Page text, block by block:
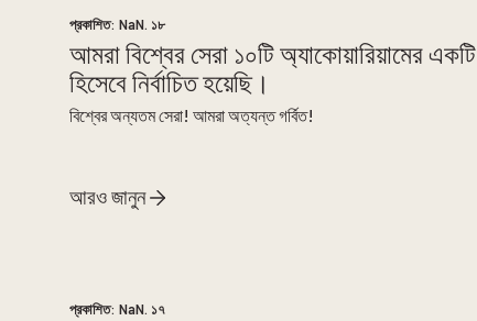
প্রকাশিত:NaN. ১৮
আমরা বিশ্বের সেরা ১০টি অ্যাকোয়ারিয়ামের একটি
হিসেবে নির্বাচিত হয়েছি।
বিশ্বের অন্যতম সেরা! আমরা অত্যন্ত গর্বিত!
আরও জানুন
প্রকাশিত:NaN. ১৭